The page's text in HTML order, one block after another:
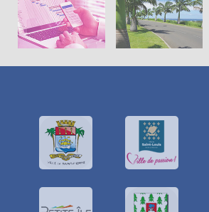
Projets
Cadre de
vie